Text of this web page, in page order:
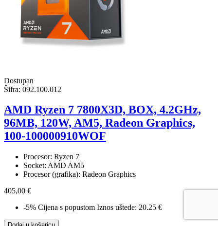
Dostupan
Šifra: 092.100.012
AMD Ryzen 7 7800X3D, BOX, 4.2GHz,
96MB, 120W, AM5, Radeon Graphics,
100-100000910WOF
Procesor: Ryzen 7
Socket: AMD AM5
Procesor (grafika): Radeon Graphics
405,00 €
-5% Cijena s popustom Iznos uštede: 20.25 €